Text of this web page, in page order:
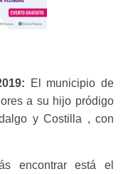
El municipio de
a su hijo pródigo
y Costilla , con
encontrar está el